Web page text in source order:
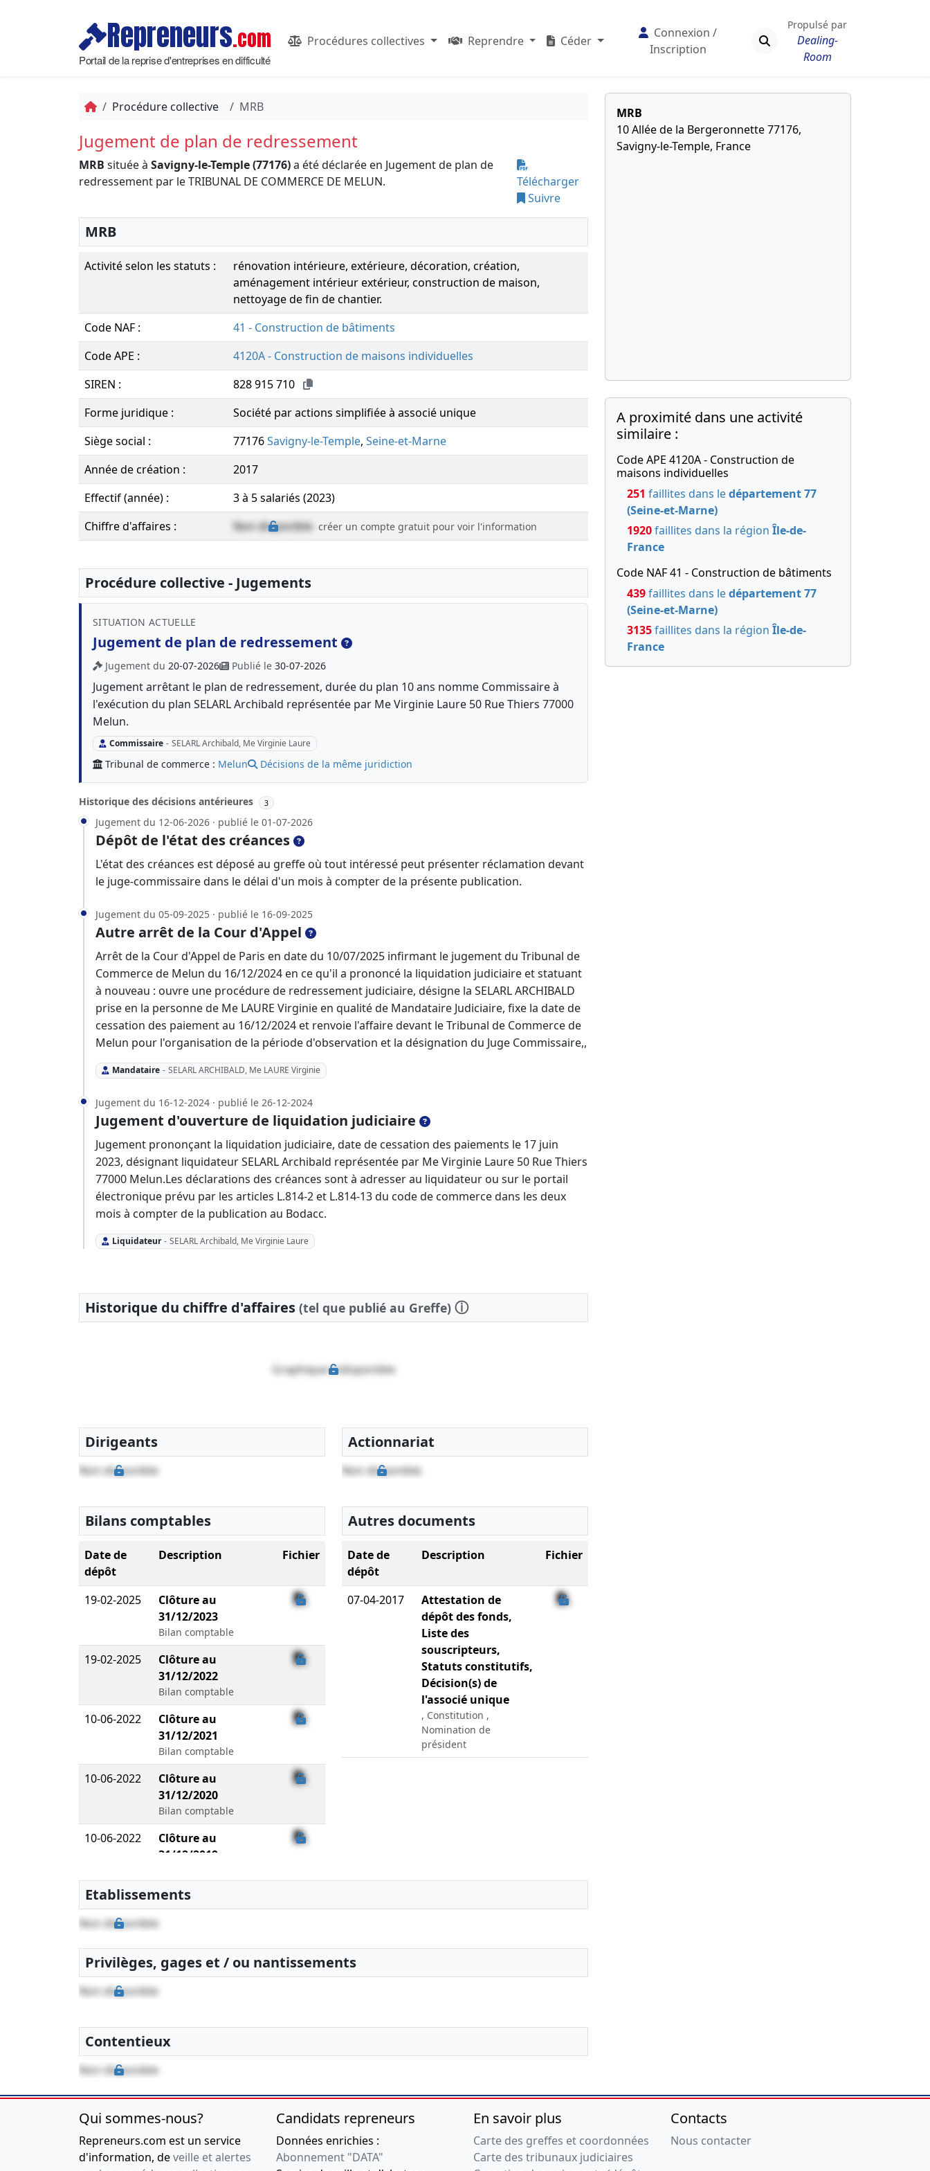
Repreneurs.com
Portail de la reprise d'entreprises en difficulté
Procédures collectives Reprendre Céder
Connexion /
Inscription
Propulsé par
Dealing-
Room
Procédure collective MRB
Jugement de plan de redressement
MRB située à Savigny-le-Temple (77176)a été déclarée en Jugement de plan de
redressement par le TRIBUNAL DE COMMERCE DE MELUN.
Télécharger
Suivre
MRB
Activité selon les statuts :
rénovation intérieure, extérieure, décoration, création,
aménagement intérieur extérieur, construction de maison,
nettoyage de fin de chantier.
Code NAF :
41 - Construction de bâtiments
Code APE :
4120A - Construction de maisons individuelles
SIREN :
828 915 710
Forme juridique :
Société par actions simplifiée à associé unique
Siège social :
77176Savigny-le-Temple, Seine-et-Marne
Année de création :
2017
Effectif (année) :
3 à 5 salariés (2023)
Chiffre d'affaires :
Non disponible créer un compte gratuit pour voir l'information
Procédure collective - Jugements
SITUATION ACTUELLE
Jugement de plan de redressement
Jugement du 20-07-2026 Publié le 30-07-2026
Jugement arrêtant le plan de redressement, durée du plan 10 ans nomme Commissaire à
l'exécution du plan SELARL Archibald représentée par Me Virginie Laure 50 Rue Thiers 77000
Melun.
Commissaire - SELARL Archibald, Me Virginie Laure
Tribunal de commerce : Melun Décisions de la même juridiction
Historique des décisions antérieures 3
Jugement du 12-06-2026 · publié le 01-07-2026
Dépôt de l'état des créances
L'état des créances est déposé au greffe où tout intéressé peut présenter réclamation devant
le juge-commissaire dans le délai d'un mois à compter de la présente publication.
Jugement du 05-09-2025 · publié le 16-09-2025
Autre arrêt de la Cour d'Appel
Arrêt de la Cour d'Appel de Paris en date du 10/07/2025 infirmant le jugement du Tribunal de
Commerce de Melun du 16/12/2024 en ce qu'il a prononcé la liquidation judiciaire et statuant
à nouveau : ouvre une procédure de redressement judiciaire, désigne la SELARL ARCHIBALD
prise en la personne de Me LAURE Virginie en qualité de Mandataire Judiciaire, fixe la date de
cessation des paiement au 16/12/2024 et renvoie l'affaire devant le Tribunal de Commerce de
Melun pour l'organisation de la période d'observation et la désignation du Juge Commissaire,,
Mandataire - SELARL ARCHIBALD, Me LAURE Virginie
Jugement du 16-12-2024 · publié le 26-12-2024
Jugement d'ouverture de liquidation judiciaire
Jugement prononçant la liquidation judiciaire, date de cessation des paiements le 17 juin
2023, désignant liquidateur SELARL Archibald représentée par Me Virginie Laure 50 Rue Thiers
77000 Melun.Les déclarations des créances sont à adresser au liquidateur ou sur le portail
électronique prévu par les articles L.814-2 et L.814-13 du code de commerce dans les deux
mois à compter de la publication au Bodacc.
Liquidateur - SELARL Archibald, Me Virginie Laure
Historique du chiffre d'affaires (tel que publié au Greffe) ⓘ
Graphique indisponible
Dirigeants
Non disponible
Actionnariat
Non disponible
Bilans comptables
Date de
dépôt
Description Fichier
19-02-2025
Clôture au
31/12/2023
Bilan comptable
19-02-2025
Clôture au
31/12/2022
Bilan comptable
10-06-2022
Clôture au
31/12/2021
Bilan comptable
10-06-2022
Clôture au
31/12/2020
Bilan comptable
10-06-2022
Clôture au
31/12/2019
10-06-2022
Clôture au
31/12/2018
Bilan comptable
10-06-2022
Clôture au
31/12/2017
Autres documents
Date de
dépôt
Description Fichier
07-04-2017
Attestation de
dépôt des fonds,
Liste des
souscripteurs,
Statuts constitutifs,
Décision(s) de
l'associé unique
, Constitution ,
Nomination de
président
Etablissements
Non disponible
Privilèges, gages et / ou nantissements
Non disponible
Contentieux
Non disponible
MRB
10 Allée de la Bergeronnette 77176,
Savigny-le-Temple, France
A proximité dans une activité
similaire :
Code APE 4120A - Construction de
maisons individuelles
251 faillites dans ledépartement 77
(Seine-et-Marne)
1920faillites dans la région Île-de-
France
Code NAF 41 - Construction de bâtiments
439faillites dans ledépartement 77
(Seine-et-Marne)
3135faillites dans la région Île-de-
France
Qui sommes-nous?
Repreneurs.com est un service
d'information, deveille et alertes
Candidats repreneurs
Données enrichies :
Abonnement "DATA"
En savoir plus
Carte des greffes et coordonnées
Carte des tribunaux judiciaires
Contacts
Nous contacter